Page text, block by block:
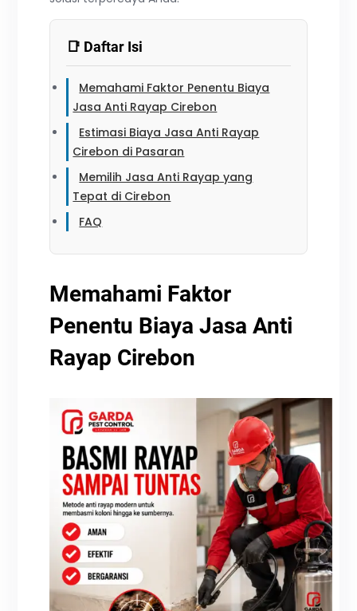
📑 Daftar Isi
Memahami Faktor Penentu Biaya
Jasa Anti Rayap Cirebon
Estimasi Biaya Jasa Anti Rayap
Cirebon di Pasaran
Memilih Jasa Anti Rayap yang
Tepat di Cirebon
FAQ
Memahami Faktor
Penentu Biaya Jasa Anti
Rayap Cirebon